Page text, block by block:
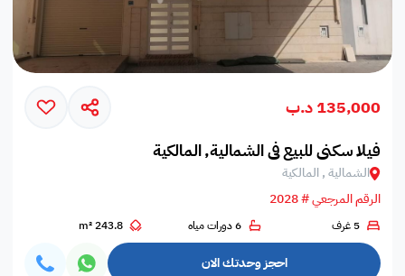
135,000 د.ب
فيلا سكني للبيع في الشمالية, المالكية
الشمالية , المالكية
الرقم المرجعي # 2028
5 غرف 6 دورات مياه 243.8 m²
احجز وحدتك الان